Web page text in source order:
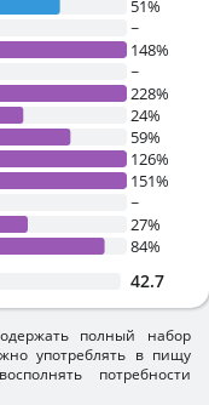
51%
~
148%
~
228%
24%
59%
126%
151%
~
27%
84%
42.7
полный набор
употреблять в пищу
потребности